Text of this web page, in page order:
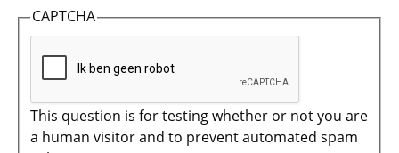
CAPTCHA
This question is for testing whether or not you are
a human visitor and to prevent automated spam